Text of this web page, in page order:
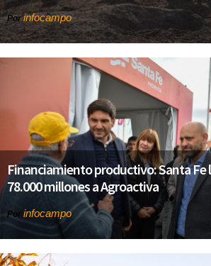
Porinfocampo
Financiamiento productivo: Santa Fe
78.000 millones a Agroactiva
Por infocampo